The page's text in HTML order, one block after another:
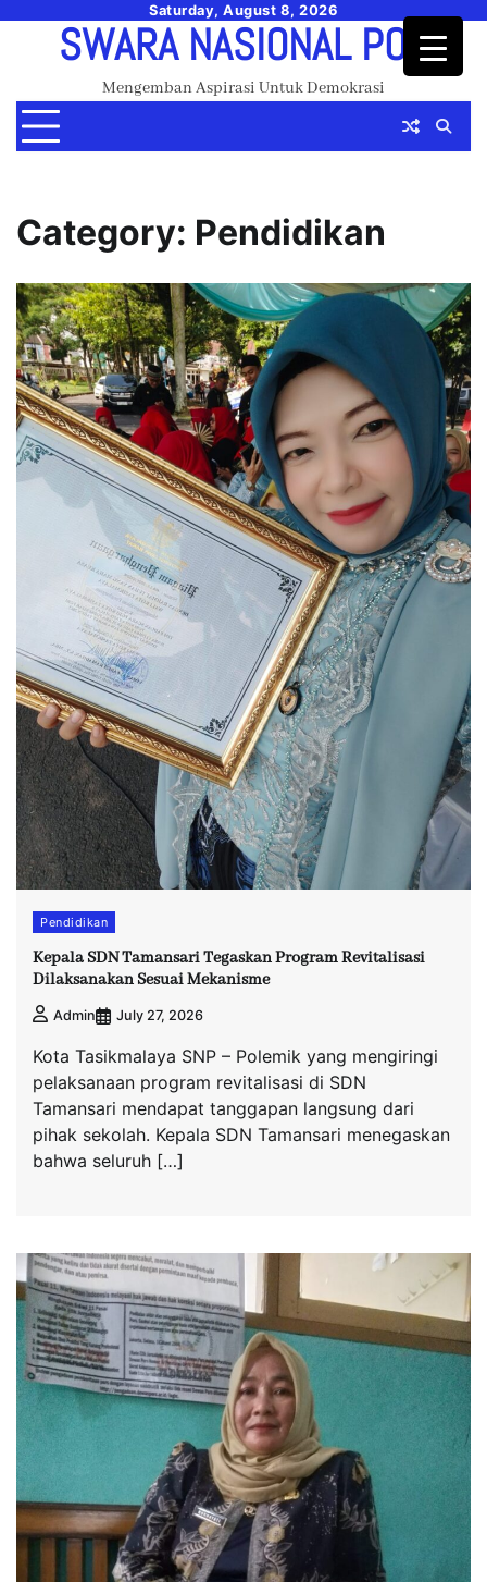
Saturday, August 8, 2026
SWARA NASIONAL POS
Mengemban Aspirasi Untuk Demokrasi
Category: Pendidikan
Pendidikan
Kepala SDN Tamansari Tegaskan Program Revitalisasi
Dilaksanakan Sesuai Mekanisme
Admin July 27, 2026
Kota Tasikmalaya SNP – Polemik yang mengiringi
pelaksanaan program revitalisasi di SDN
Tamansari mendapat tanggapan langsung dari
pihak sekolah. Kepala SDN Tamansari menegaskan
bahwa seluruh […]